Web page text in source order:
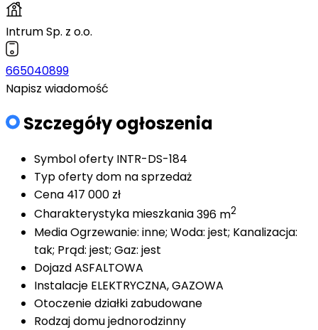
Intrum Sp. z o.o.
665040899
Napisz wiadomość
Szczegóły ogłoszenia
Symbol oferty INTR-DS-184
Typ ofertydom na sprzedaż
Cena 417 000 zł
Charakterystyka mieszkania396 m2
MediaOgrzewanie: inne; Woda: jest; Kanalizacja:
tak; Prąd: jest; Gaz: jest
DojazdASFALTOWA
Instalacje ELEKTRYCZNA, GAZOWA
Otoczeniedziałki zabudowane
Rodzaj domujednorodzinny